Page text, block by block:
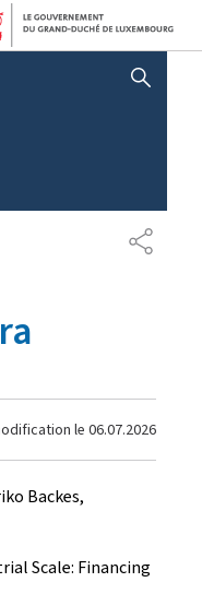
AFFICHER / MASQUER
le 06.07.2026
Backes,
Scale: Financing